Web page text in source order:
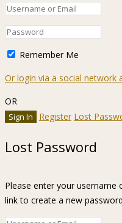
Remember Me
Or login via a social network
OR
Register Lost
Lost Password
Please enter your username
link to create a new